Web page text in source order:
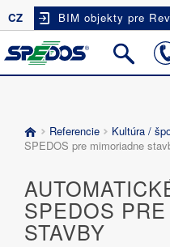
CZ BIM objekty pre
Referencie Kultúra /
SPEDOS pre mimoriadne
SPEDOS
STAVBY